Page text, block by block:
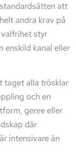
att
andra krav på
styr
enskild kanal eller
taget alla trösklar
och en
genre eller
där
intensivare än